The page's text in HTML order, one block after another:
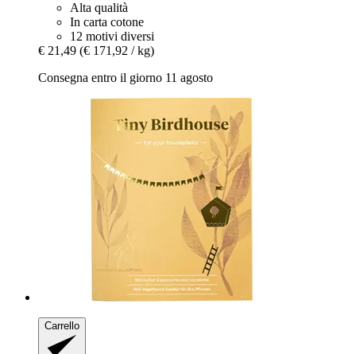
Alta qualità
In carta cotone
12 motivi diversi
€ 21,49 (€ 171,92 / kg)
Consegna entro il giorno 11 agosto
Carrello